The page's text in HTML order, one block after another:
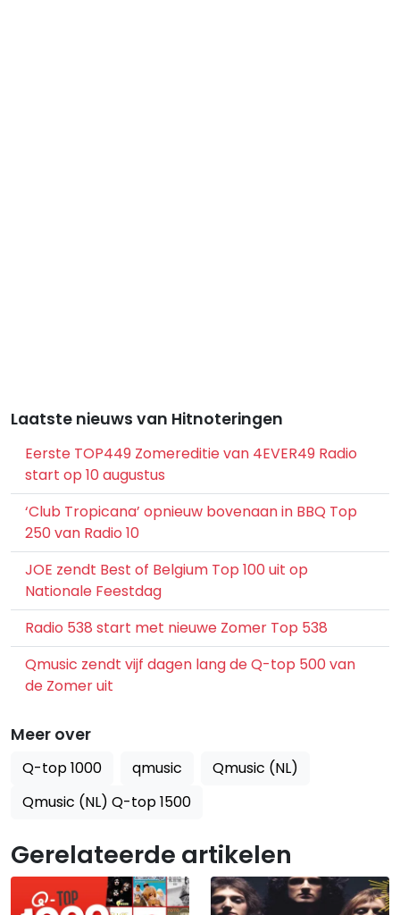
Laatste nieuws van Hitnoteringen
Eerste TOP449 Zomereditie van 4EVER49 Radio
start op 10 augustus
‘Club Tropicana’ opnieuw bovenaan in BBQ Top
250 van Radio 10
JOE zendt Best of Belgium Top 100 uit op
Nationale Feestdag
Radio 538 start met nieuwe Zomer Top 538
Qmusic zendt vijf dagen lang de Q-top 500 van
de Zomer uit
Meer over
Q-top 1000 qmusic
Qmusic (NL)
Qmusic (NL) Q-top 1500
Gerelateerde artikelen